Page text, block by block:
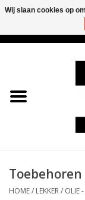
LEKKER
KOFFIE
HOME/ LEKKER/ OLIE
Wij slaan cookies op